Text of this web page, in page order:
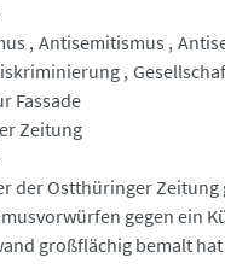
Antisemitismus
Fassade
Zeitung
der Ostthüringer Zeitung
gegen ein
großflächig bemalt hat